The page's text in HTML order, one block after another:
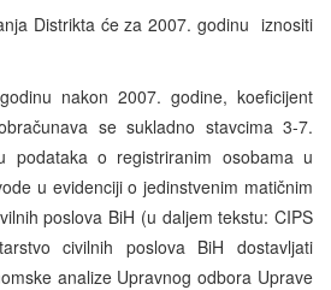
Distrikta će za 2007. godinu iznositi
nakon 2007. godine, koeficijent
se sukladno stavcima 3-7.
podataka o registriranim osobama u
u evidenciji o jedinstvenim matičnim
poslova BiH (u daljem tekstu: CIPS
civilnih poslova BiH dostavljati
analize Upravnog odbora Uprave